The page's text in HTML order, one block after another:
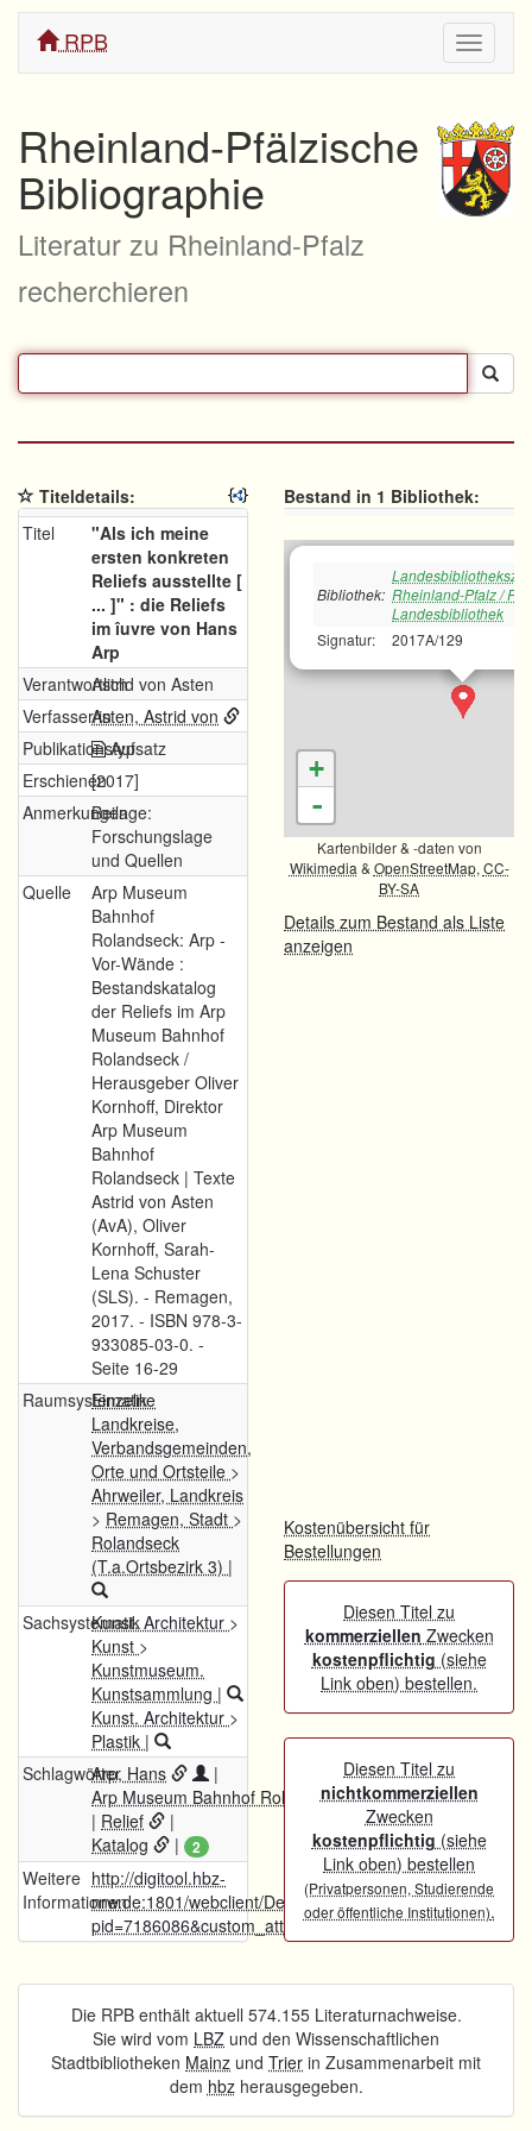
ein/
RPB
Rheinland-Pfälzische
Bibliographie
Literatur zu Rheinland-Pfalz
recherchieren
Titeldetails:
Titel
"Als ich meine
ersten konkreten
Reliefs ausstellte [
... ]" : die Reliefs
im îuvre von Hans
Arp
VerantwortlichAstrid von Asten
Verfasser/inAsten, Astrid von
PublikationstypAufsatz
Erschienen[2017]
Anmerkungen
Beilage:
Forschungslage
und Quellen
Quelle
Arp Museum
Bahnhof
Rolandseck: Arp -
Vor-Wände :
Bestandskatalog
der Reliefs im Arp
Museum Bahnhof
Rolandseck /
Herausgeber Oliver
Kornhoff, Direktor
Arp Museum
Bahnhof
Rolandseck | Texte
Astrid von Asten
(AvA), Oliver
Kornhoff, Sarah-
Lena Schuster
(SLS). - Remagen,
2017. - ISBN 978-3-
933085-03-0. -
Seite 16-29
Raumsystematik
Einzelne
Landkreise,
Verbandsgemeinden,
Orte und Ortsteile >
Ahrweiler, Landkreis
> Remagen, Stadt >
Rolandseck
(T.a.Ortsbezirk 3) |
SachsystematikKunst. Architektur >
Kunst >
Kunstmuseum.
Kunstsammlung |
Kunst. Architektur >
Plastik |
SchlagwörterArp, Hans
|
Arp Museum Bahnhof Rolandseck
| Relief
|
Katalog
| 2
Weitere
Informationen
http://digitool.hbz-
nrw.de:1801/webclient/DeliveryManager?
pid=7186086&custom_att_2=simple_viewer
Bestand in 1 Bibliothek:
Bibliothek: Rheinland-Pfalz /
Landesbibliothek
Signatur:
2017A/129
+
-
Kartenbilder & -daten von
Wikimedia & OpenStreetMap, CC-
BY-SA
Details zum Bestand als Liste
anzeigen
Kostenübersicht für
Bestellungen
Diesen Titel zu
kommerziellen Zwecken
kostenpflichtig (siehe
Link oben) bestellen.
Diesen Titel zu
nichtkommerziellen
Zwecken
kostenpflichtig (siehe
Link oben) bestellen
(Privatpersonen, Studierende
oder öffentliche Institutionen).
Die RPB enthält aktuell 574.155 Literaturnachweise.
Sie wird vom LBZ und den Wissenschaftlichen
Stadtbibliotheken Mainz und Trier in Zusammenarbeit mit
dem hbzherausgegeben.